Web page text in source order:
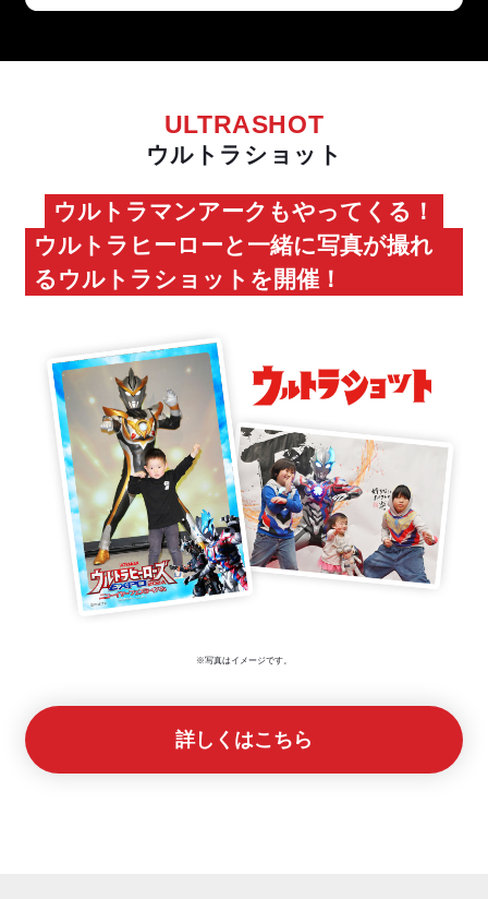
ULTRASHOT
ウルトラショット
ウルトラマンアークもやってくる！
ウルトラヒーローと一緒に写真が撮れ
るウルトラショットを開催！
※写真はイメージです。
詳しくはこちら